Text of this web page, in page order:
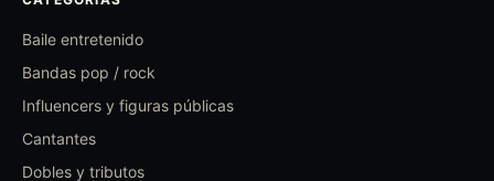
Baile entretenido
Bandas pop / rock
Influencers y figuras públicas
Cantantes
Dobles y tributos